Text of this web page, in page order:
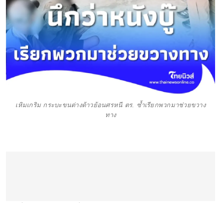
เหิมเกริม กระบะขนต่างด้าวย้อนศรหนี ตร. ซ้ำเรียกพวกมาช่วยขวาง
ทาง